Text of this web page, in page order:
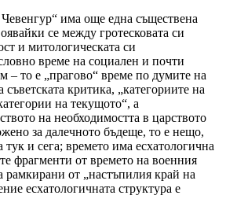
има още една съществена
се между гротесковата си
и митологическата си
време на социален и почти
– то е „прагово“ време по думите на
критика, „категориите на
на текущото“, а
на необходимостта в царството
за далечното бъдеще, то е нещо,
тук и сега; времето има есхатологична
фрагменти от времето на военния
от „настъпилия край на
есхатологичната структура е